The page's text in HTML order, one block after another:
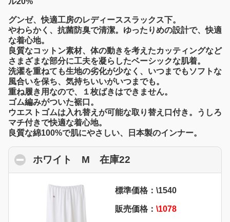
グンゼ、快適工房のレディーススラックス下。
やわらかく、抗菌防臭で清潔。ゆったりめの設計で、快適
な着心地。
良質なコットン素材、体の動きを考えたカッティングなど
さまざまな部分に工夫を凝らしたベーシックな肌着。
洗濯を重ねても生地の劣化が少なく、いつまでもソフトな
風合いを保ち、気持ちいいがいつまでも。
重ね履き用なので、１枚ばきはできません。
ゴム編みがついた裾口。
ウエストゴムは入れ替えが可能な取り替え口付き。うしろ
マチ付きで快適な着心地。
良質な綿100%で肌にやさしい、日本製のインナー。
ホワイト M 在庫22
標準価格：\1540
販売価格： \1078